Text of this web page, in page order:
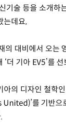
기술 등을 소개하
는데요,
의 대비에서 오는
더 기아 EV5’를
의 디자인 철학인
를 기반으